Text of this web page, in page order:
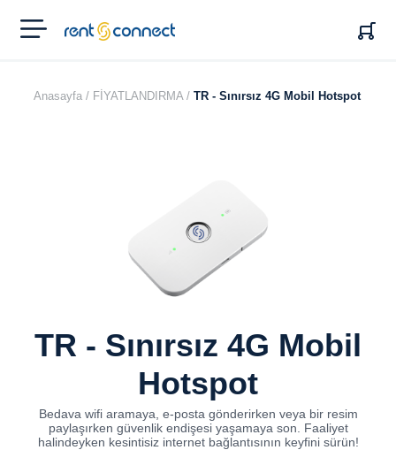
RENT'N
CONNECT
Anasayfa / FİYATLANDIRMA / TR - Sınırsız 4G Mobil Hotspot
TR - Sınırsız 4G Mobil
Hotspot
Bedava wifi aramaya, e-posta gönderirken veya bir resim
paylaşırken güvenlik endişesi yaşamaya son. Faaliyet
halindeyken kesintisiz internet bağlantısının keyfini sürün!